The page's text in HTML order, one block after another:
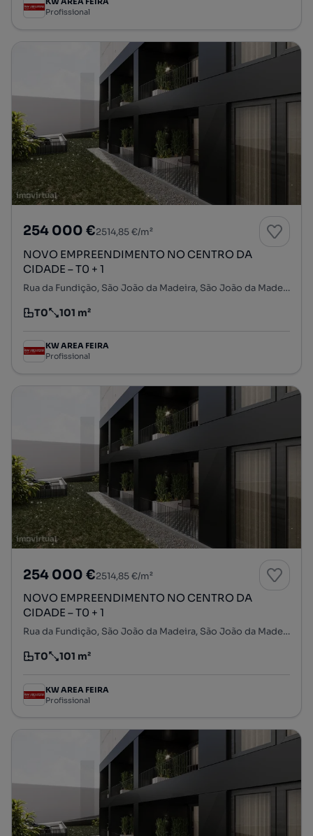
Profissional
254 000 €2514,85 €/m²
NOVO EMPREENDIMENTO NO CENTRO DA
CIDADE – T0 + 1
Rua da Fundição, São João da Madeira, São João da Madeira, Aveiro
Tipologia
T0
Preço por metro quadrado
101 m²
KW AREA FEIRA
Profissional
254 000 €2514,85 €/m²
NOVO EMPREENDIMENTO NO CENTRO DA
CIDADE – T0 + 1
Rua da Fundição, São João da Madeira, São João da Madeira, Aveiro
Tipologia
T0
Preço por metro quadrado
101 m²
KW AREA FEIRA
Profissional